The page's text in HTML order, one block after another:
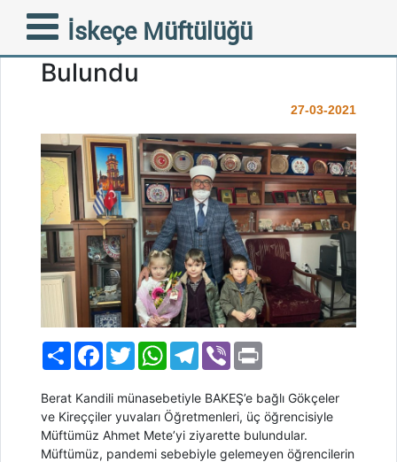
İskeçe Müftülüğü
BAKEŞ Ailesi
Müftüğümüze Ziyarette
Bulundu
27-03-2021
PaylaşFacebook
TwitterWhatsAppTelegram
Viber
Berat Kandili münasebetiyle BAKEŞ’e bağlı Gökçeler
ve Kireççiler yuvaları Öğretmenleri, üç öğrencisiyle
Müftümüz Ahmet Mete’yi ziyarette bulundular.
Müftümüz, pandemi sebebiyle gelemeyen öğrencilerin